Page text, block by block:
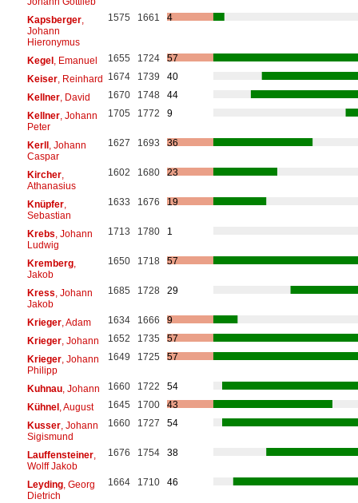
Kapsberger,
Johann
Hieronymus
1575 1661 4
Kegel, Emanuel 1655 1724
57
Keiser, Reinhard 1674 1739
40
Kellner, David 1670 1748
44
Kellner, Johann
Peter
1705 1772 9
Kerll, Johann
Caspar
1627 1693 36
Kircher,
Athanasius
1602 1680 23
Knüpfer,
Sebastian
1633 1676 19
Krebs , Johann
Ludwig
1713 1780 1
Kremberg,
Jakob
1650 1718 57
Kress , Johann
Jakob
1685 1728 29
Krieger, Adam 1634 1666
9
Krieger, Johann 1652 1735
57
Krieger, Johann
Philipp
1649 1725 57
Kuhnau, Johann 1660 1722
54
Kühnel, August 1645 1700
43
Kusser, Johann
Sigismund
1660 1727 54
Lauffensteiner,
Wolff Jakob
1676 1754 38
Leyding, Georg
Dietrich
1664 1710 46